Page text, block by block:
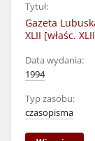
Tytuł:
Gazeta
XLII [właśc.
Data wydania:
1994
Typ zasobu:
czasopisma